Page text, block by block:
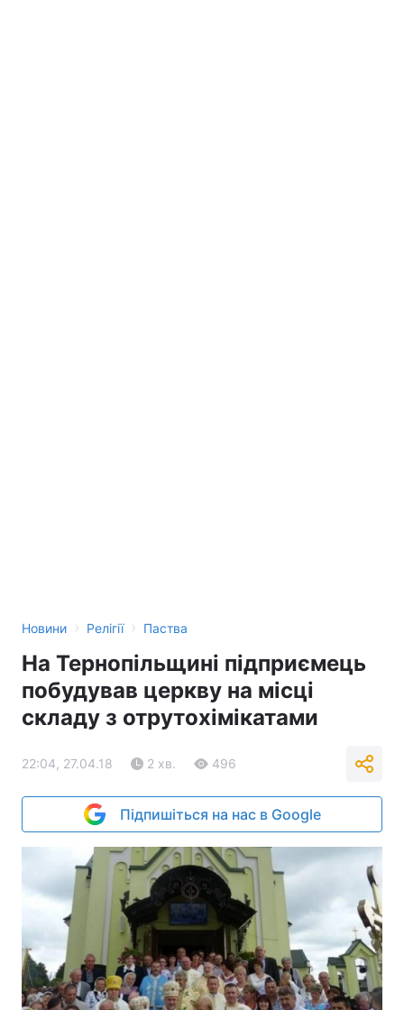
Новини › Релігії › Паства
На Тернопільщині підприємець
побудував церкву на місці
складу з отрутохімікатами
22:04, 27.04.18 2 хв. 496
Підпишіться на нас в Google